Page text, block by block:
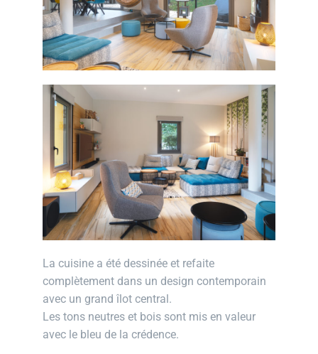
La cuisine a été dessinée et refaite
complètement dans un design contemporain
avec un grand îlot central.
Les tons neutres et bois sont mis en valeur
avec le bleu de la crédence.